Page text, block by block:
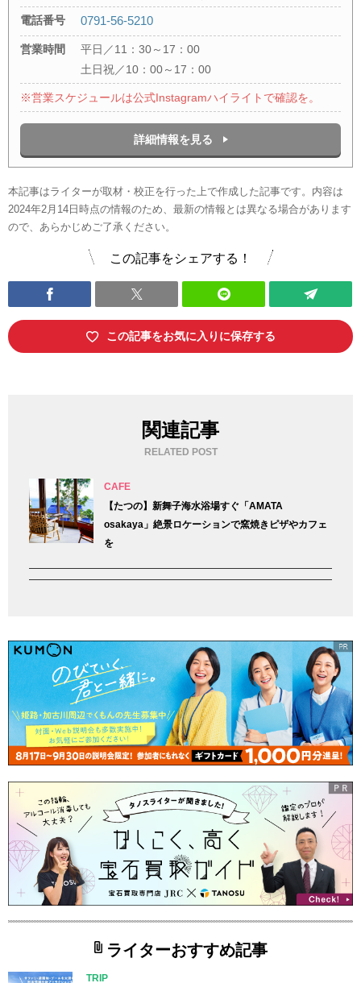
電話番号 0791-56-5210
営業時間
平日／11：30～17：00
土日祝／10：00～17：00
※営業スケジュールは公式Instagramハイライトで確認を。
詳細情報を見る
本記事はライターが取材・校正を行った上で作成した記事です。内容は
2024年2月14日時点の情報のため、最新の情報とは異なる場合があります
ので、あらかじめご了承ください。
この記事をシェアする！
この記事をお気に入りに保存する
関連記事
RELATED POST
CAFE
【たつの】新舞子海水浴場すぐ「AMATA
osakaya」絶景ロケーションで窯焼きピザやカフェ
を
ライターおすすめ記事
TRIP